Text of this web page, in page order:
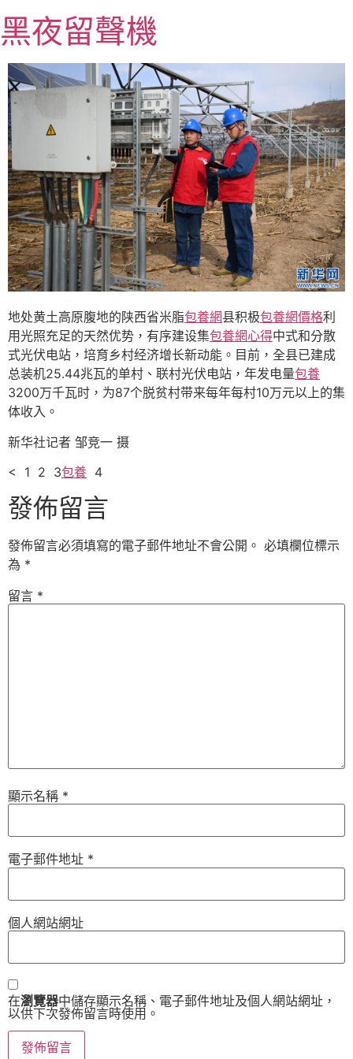
至
主
要
內
容
黑夜留聲機
地处黄土高原腹地的陕西省米脂包養網县积极包養網價格利
用光照充足的天然优势，有序建设集包養網心得中式和分散
式光伏电站，培育乡村经济增长新动能。目前，全县已建成
总装机25.44兆瓦的单村、联村光伏电站，年发电量包養
3200万千瓦时，为87个脱贫村带来每年每村10万元以上的集
体收入。
新华社记者 邹竞一 摄
< 1 2 3包養 4
發佈留言
發佈留言必須填寫的電子郵件地址不會公開。 必填欄位標示
為 *
留言 *
顯示名稱 *
電子郵件地址 *
個人網站網址
在瀏覽器中儲存顯示名稱、電子郵件地址及個人網站網址，
以供下次發佈留言時使用。